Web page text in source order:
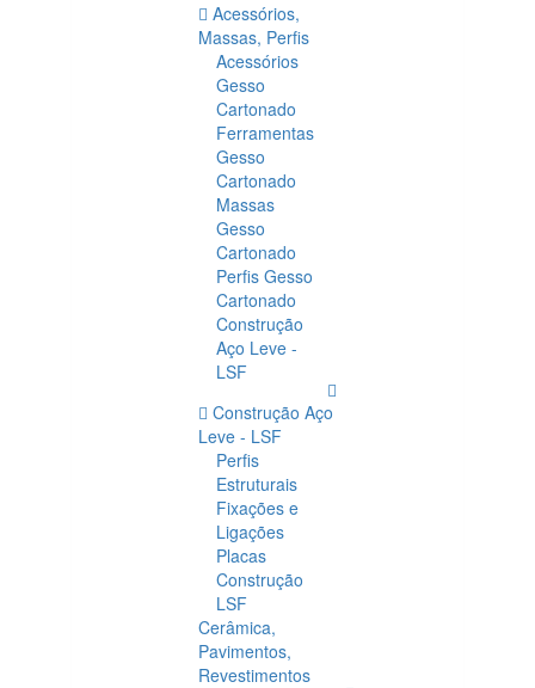
Acessórios,
Massas, Perfis
Acessórios
Gesso
Cartonado
Ferramentas
Gesso
Cartonado
Massas
Gesso
Cartonado
Perfis Gesso
Cartonado
Construção
Aço Leve -
LSF
Construção Aço
Leve - LSF
Perfis
Estruturais
Fixações e
Ligações
Placas
Construção
LSF
Cerâmica,
Pavimentos,
Revestimentos